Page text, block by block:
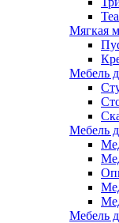
Мягкая
Мебель
Мебель
Мебель